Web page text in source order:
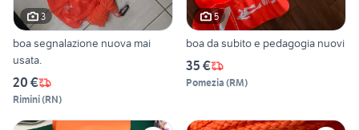
3
boa segnalazione nuova mai
usata.
20 €
Rimini(RN)
5
boa da subito e pedagogia nuovi
35 €
Pomezia (RM)